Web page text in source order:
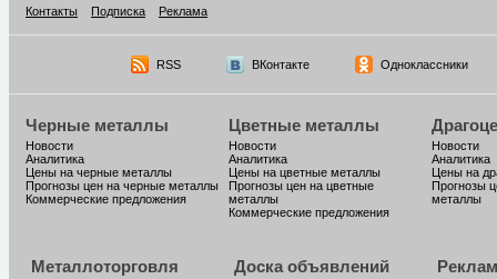
Контакты
Подписка Реклама
RSS ВКонтакте Одноклассники
Черные металлы
Новости
Аналитика
Цены на черные металлы
Прогнозы цен на черные металлы
Коммерческие предложения
Цветные металлы
Новости
Аналитика
Цены на цветные металлы
Прогнозы цен на цветные
металлы
Коммерческие предложения
Новости
Аналитика
Цены на
Прогнозы
металлы
Металлоторговля Доска объявлений